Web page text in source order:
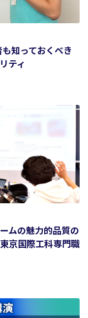
知っておくべき
ティ
ムの魅力的品質の
京国際工科専門職